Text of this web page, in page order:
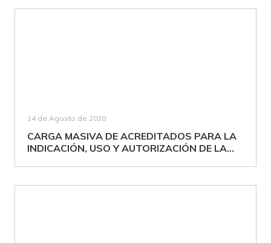
14 de Agosto de 2020
CARGA MASIVA DE ACREDITADOS PARA LA
INDICACIÓN, USO Y AUTORIZACIÓN DE LA...